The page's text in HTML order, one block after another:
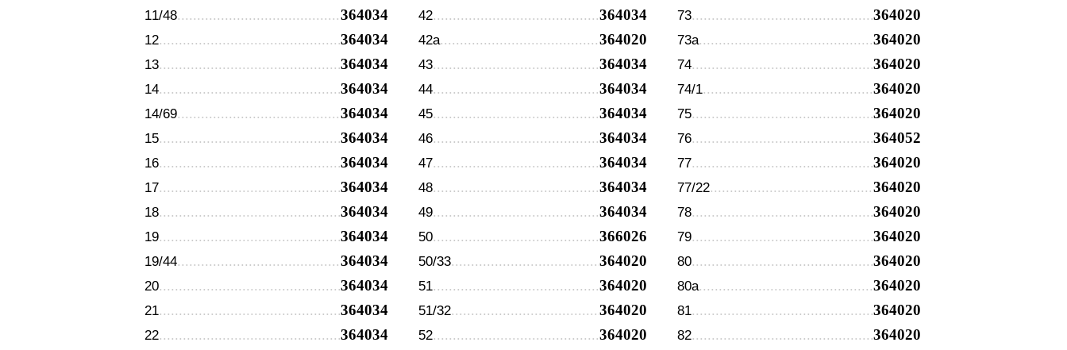
11/48 364034
12 364034
13 364034
14 364034
14/69 364034
15 364034
16 364034
17 364034
18 364034
19 364034
19/44 364034
20 364034
21 364034
22 364034
42 364034
42а 364020
43 364034
44 364034
45 364034
46 364034
47 364034
48 364034
49 364034
50 366026
50/33 364020
51 364020
51/32 364020
52 364020
73 364020
73а 364020
74 364020
74/1 364020
75 364020
76 364052
77 364020
77/22 364020
78 364020
79 364020
80 364020
80а 364020
81 364020
82 364020